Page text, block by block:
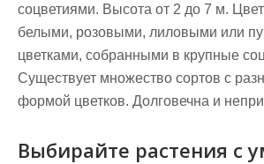
соцветиями. Высота от 2 до 7 м.
белыми, розовыми, лиловыми или
цветками, собранными в крупные
Существует множество сортов с
формой цветков. Долговечна и
Выбирайте растения с